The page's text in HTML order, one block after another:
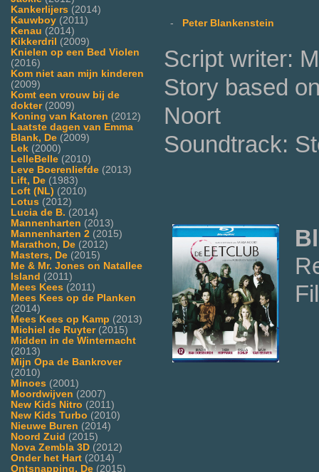
Kankerlijers (2014)
Kauwboy (2011)
Kenau (2014)
Kikkerdril (2009)
Knielen op een Bed Violen
(2016)
Kom niet aan mijn kinderen
(2009)
Komt een vrouw bij de
dokter(2009)
Koning van Katoren (2012)
Laatste dagen van Emma
Blank, De (2009)
Lek (2000)
LelleBelle (2010)
Leve Boerenliefde (2013)
Lift, De (1983)
Loft (NL) (2010)
Lotus (2012)
Lucia de B. (2014)
Mannenharten (2013)
Mannenharten 2 (2015)
Marathon, De (2012)
Masters, De (2015)
Me & Mr. Jones on Natallee
Island (2011)
Mees Kees (2011)
Mees Kees op de Planken
(2014)
Mees Kees op Kamp (2013)
Michiel de Ruyter(2015)
Midden in de Winternacht
(2013)
Mijn Opa de Bankrover
(2010)
Minoes (2001)
Moordwijven (2007)
New Kids Nitro (2011)
New Kids Turbo (2010)
Nieuwe Buren (2014)
Noord Zuid (2015)
Nova Zembla 3D (2012)
Onder het Hart (2014)
Ontsnapping, De (2015)
- Peter Blankenstein
Script writer:
Story based
Noort
Soundtrack: